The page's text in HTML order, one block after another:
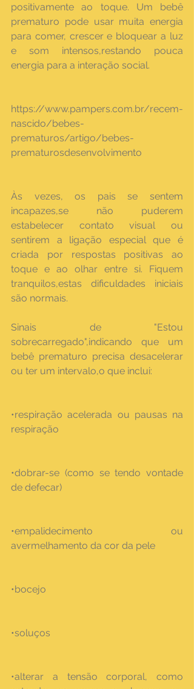
positivamente ao toque. Um bebê
prematuro pode usar muita energia
para comer, crescer e bloquear a luz
e som intensos,restando pouca
energia para a interação social.
https://www.pampers.com.br/recem-
nascido/bebes-
prematuros/artigo/bebes-
prematurosdesenvolvimento
Às vezes, os pais se sentem
incapazes,se não puderem
estabelecer contato visual ou
sentirem a ligação especial que é
criada por respostas positivas ao
toque e ao olhar entre si. Fiquem
tranquilos,estas dificuldades iniciais
são normais.
Sinais de "Estou
sobrecarregado",indicando que um
bebê prematuro precisa desacelerar
ou ter um intervalo,o que inclui:
•respiração acelerada ou pausas na
respiração
•dobrar-se (como se tendo vontade
de defecar)
•empalidecimento ou
avermelhamento da cor da pele
•bocejo
•soluços
•alterar a tensão corporal, como